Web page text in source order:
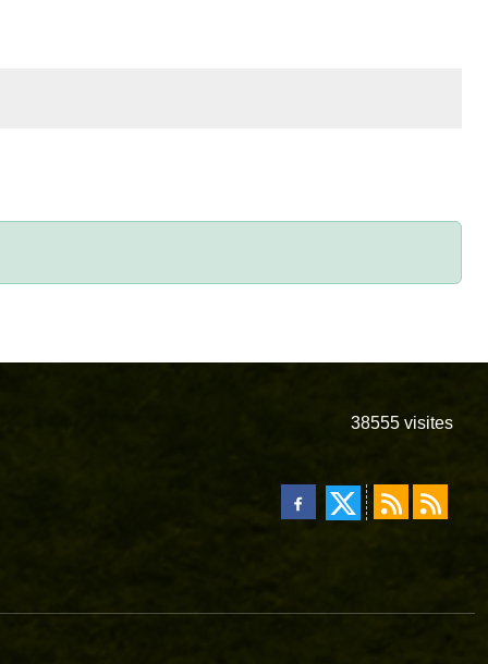
38555 visites